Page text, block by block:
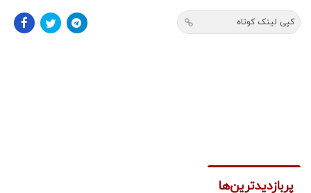
کپی لینک کوتاه
پربازدیدترین‌ها